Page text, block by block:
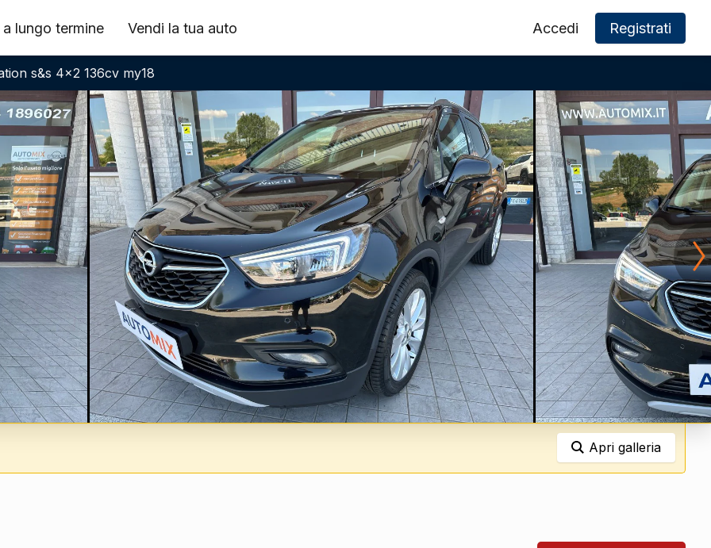
lungo termine Vendi la tua auto Accedi Registrati
s&s 4x2 136cv my18
Apri galleria